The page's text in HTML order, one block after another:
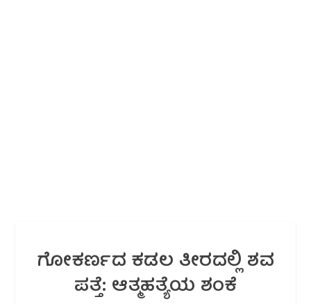
ಗೋಕರ್ಣದ ಕಡಲ ತೀರದಲ್ಲಿ ಶವ
ಪತ್ತೆ: ಆತ್ಮಹತ್ಯೆಯ ಶಂಕೆ